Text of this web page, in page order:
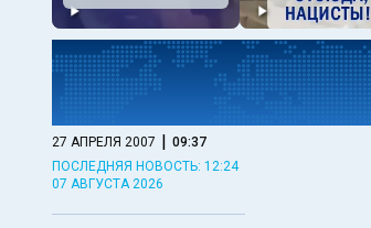
27 АПРЕЛЯ 2007 | 09:37
ПОСЛЕДНЯЯ НОВОСТЬ: 12:24
07 АВГУСТА 2026